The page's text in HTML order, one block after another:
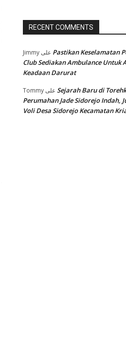
RECENT COMMENTS
Jimmy
Pastikan Keselamatan
Club Sediakan Ambulance Untuk
Keadaan Darurat
Tommy
Sejarah Baru di
Perumahan Jade Sidorejo Indah,
Voli Desa Sidorejo Kecamatan